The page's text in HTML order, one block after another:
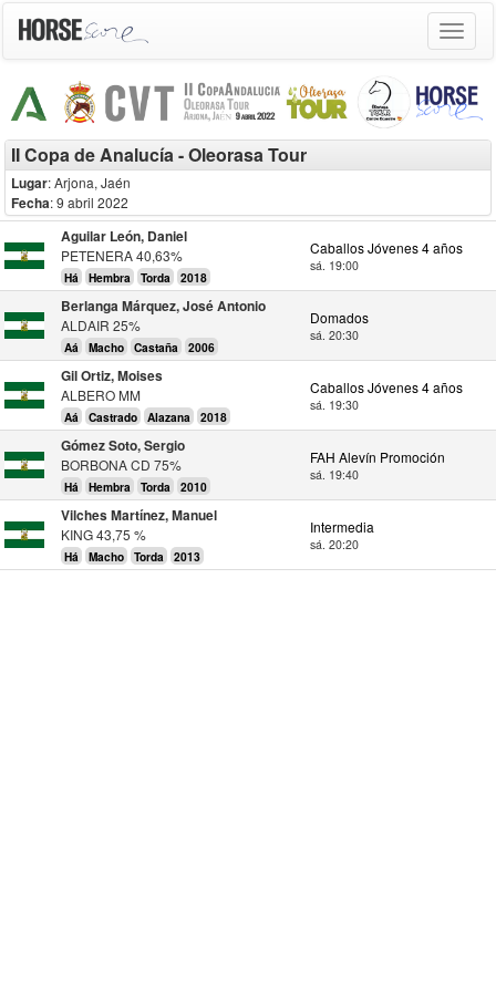
Toggle
II Copa de Analucía - Oleorasa Tour
Lugar: Arjona, Jaén
Fecha: 9 abril 2022
Aguilar León, Daniel
PETENERA 40,63%
Há Hembra Torda 2018
Caballos Jóvenes 4 años
sá. 19:00
Berlanga Márquez, José Antonio
ALDAIR 25%
Aá Macho Castaña 2006
Domados
sá. 20:30
Gil Ortiz, Moises
ALBERO MM
Aá Castrado Alazana 2018
Caballos Jóvenes 4 años
sá. 19:30
Gómez Soto, Sergio
BORBONA CD 75%
Há Hembra Torda 2010
FAH Alevín Promoción
sá. 19:40
Vilches Martínez, Manuel
KING 43,75 %
Há Macho Torda 2013
Intermedia
sá. 20:20